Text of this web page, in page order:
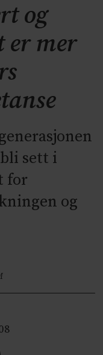
og
er mer
sett i
for
og